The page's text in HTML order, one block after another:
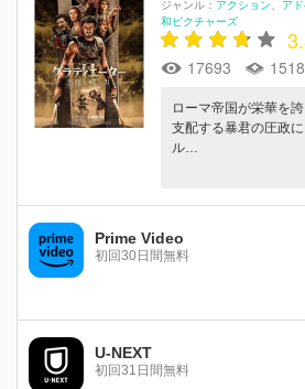
ジャンル： アクション ア
和ピクチャーズ
17693
ローマ帝国が栄華を
支配する暴君の圧政
ル…
Prime Video
初回30日間無料
U-NEXT
初回31日間無料